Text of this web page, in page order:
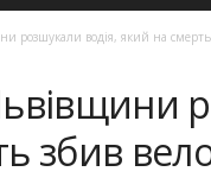
розшукали водія, який на смерть
збив